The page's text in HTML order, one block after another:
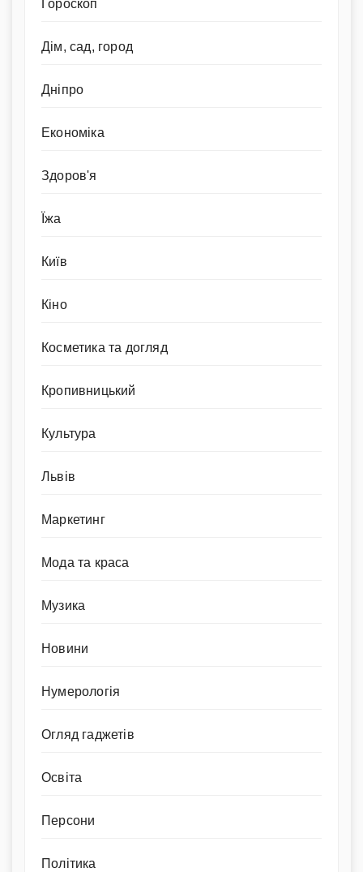
Гороскоп
Дім, сад, город
Дніпро
Економіка
Здоров'я
Їжа
Київ
Кіно
Косметика та догляд
Кропивницький
Культура
Львів
Маркетинг
Мода та краса
Музика
Новини
Нумерологія
Огляд гаджетів
Освіта
Персони
Політика